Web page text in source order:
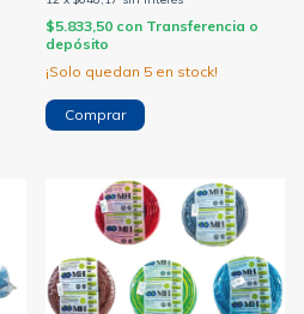
$5.833,50 con Transferencia o
depósito
¡Solo quedan 5 en stock!
Comprar